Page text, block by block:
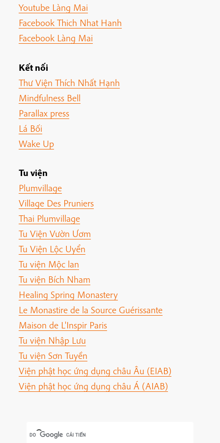
Youtube Làng Mai
Facebook Thich Nhat Hanh
Facebook Làng Mai
Kết nối
Thư Viện Thích Nhất Hạnh
Mindfulness Bell
Parallax press
Lá Bối
Wake Up
Tu viện
Plumvillage
Village Des Pruniers
Thai Plumvillage
Tu Viện Vườn Ươm
Tu Viện Lộc Uyển
Tu viện Mộc lan
Tu viện Bích Nham
Healing Spring Monastery
Le Monastire de la Source Guérissante
Maison de L'Inspir Paris
Tu viện Nhập Lưu
Tu viện Sơn Tuyền
Viện phật học ứng dụng châu Âu (EIAB)
Viện phật học ứng dụng châu Á (AIAB)